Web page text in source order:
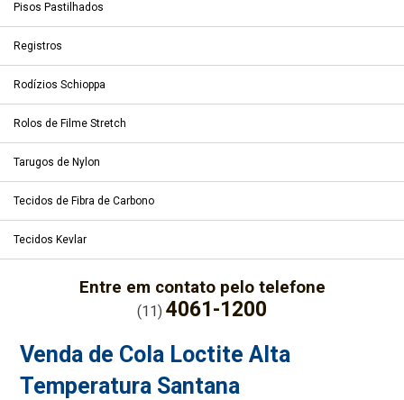
Pisos Pastilhados
Registros
Rodízios Schioppa
Rolos de Filme Stretch
Tarugos de Nylon
Tecidos de Fibra de Carbono
Tecidos Kevlar
Entre em contato pelo telefone
(11) 4061-1200
Venda de Cola Loctite Alta
Temperatura Santana